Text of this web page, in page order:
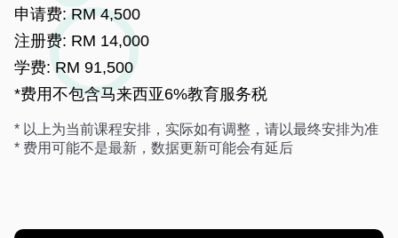
申请费: RM 4,500
注册费: RM 14,000
学费: RM 91,500
*费用不包含马来西亚6%教育服务税
* 以上为当前课程安排，实际如有调整，请以最终安排为准
* 费用可能不是最新，数据更新可能会有延后